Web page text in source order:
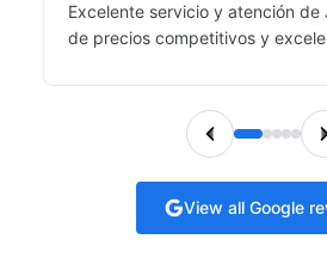
Excelente servicio y atención de
de precios competitivos y
View all Google